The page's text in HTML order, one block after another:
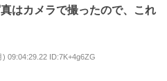
はカメラで撮ったので、これ
) 09:04:29.22 ID:7K+4g6ZG